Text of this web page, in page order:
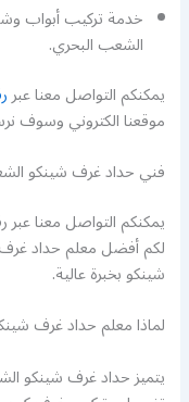
خدمة تركيب أبواب
الشعب البحري.
يمكنكم التواصل معنا عبر
موقعنا الكتروني
فني حداد غرف شينكو
يمكنكم التواصل معنا عبر
لكم أفضل معلم حداد
شينكو بخبرة عالية.
لماذا معلم حداد غرف
يتميز حداد غرف شينكو